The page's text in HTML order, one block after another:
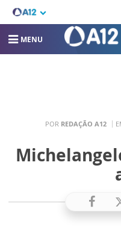
MENU
POR REDAÇÃO A12